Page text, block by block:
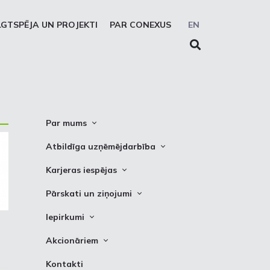
EN
UN PROJEKTI PAR CONEXUS
Par mums
Conexus vizītkarte
Akcionāru struktūra
Struktūra
Padome
Atbildīga uzņēmējdarbība
Cel trauksmi
Karjeras iespējas
Vakances
Pārskati un ziņojumi
Attīstības plāni
Iepirkumi
Iepirkumi
Akcionāriem
Informācija
Kontakti